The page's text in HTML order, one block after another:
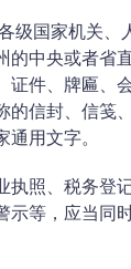
级国家机关、
的中央或者省
证件、牌匾、
的信封、信笺
用文字。
执照、税务登
示等，应当同